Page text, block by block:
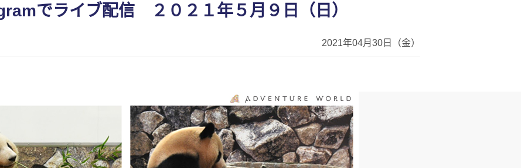
でライブ配信 ２０２１年５月９日（日）
2021年04月30日（金）